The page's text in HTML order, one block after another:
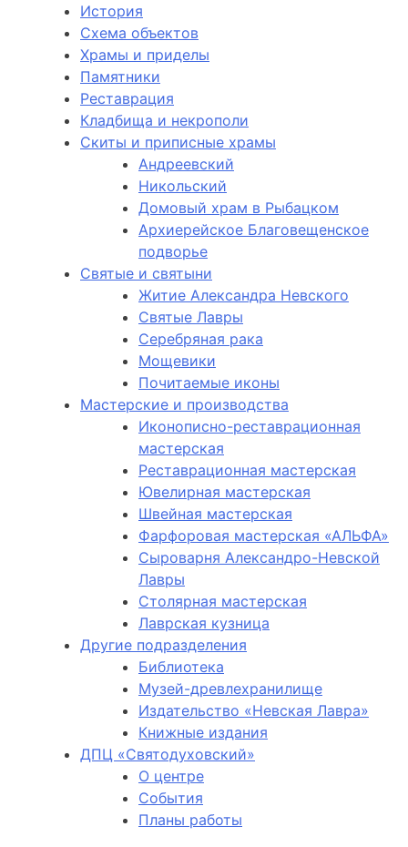
История
Схема объектов
Храмы и приделы
Памятники
Реставрация
Кладбища и некрополи
Скиты и приписные храмы
Андреевский
Никольский
Домовый храм в Рыбацком
Архиерейское Благовещенское
подворье
Святые и святыни
Житие Александра Невского
Святые Лавры
Серебряная рака
Мощевики
Почитаемые иконы
Мастерские и производства
Иконописно-реставрационная
мастерская
Реставрационная мастерская
Ювелирная мастерская
Швейная мастерская
Фарфоровая мастерская «АЛЬФА»
Сыроварня Александро-Невской
Лавры
Столярная мастерская
Лаврская кузница
Другие подразделения
Библиотека
Музей-древлехранилище
Издательство «Невская Лавра»
Книжные издания
ДПЦ «Святодуховский»
О центре
События
Планы работы